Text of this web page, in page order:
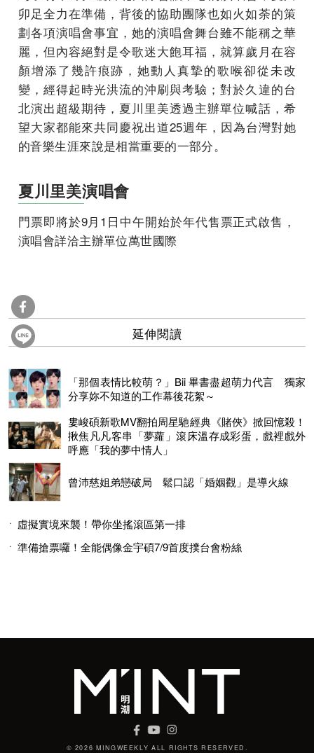
卯足全力在準備，背後的協助團隊也如火如荼的策
劃各項演唱會事宜，她的演唱會舞台雖不能稱之華
麗，但內容絕對是令歌迷大飽耳福，就算歲月在容
顏增添了幾許痕跡，她動人真摯的歌喉卻從未改
變，經得起時光洪流的沖刷與考驗；對於久違的台
北演出超級期待，夏川里美透過主辦單位喊話，希
望大家都能來共同慶祝出道25週年，因為台灣對她
的音樂生涯來說是相當重要的一部分。
夏川里美演唱會
門票即將於9月1日中午開始於年代售票正式啟售，
演唱會詳洽主辦單位萬世國際
延伸閱讀
「那個表情比較萌？」Bii 畢書盡超萌力代言 獨家
分享妳不知道的工作幕後花絮～
婁峻碩新歌MV翻拍周星馳經典《賭俠》掀回憶殺！
揪焦凡凡客串「夢蘿」滾床溫存成彩蛋，戲裡戲外
呼應「我的夢中情人」
曾沛慈姐弟戀破局 鬆口認「婚姻觀」是導火線
虛擬實境來襲！帶你坐搖滾區第一排
準備搶票囉！全能偶像金宇碩7/9首度撲台會粉絲
© 2026 MINGWEEKLY ALL RIGHTS RESERVED.